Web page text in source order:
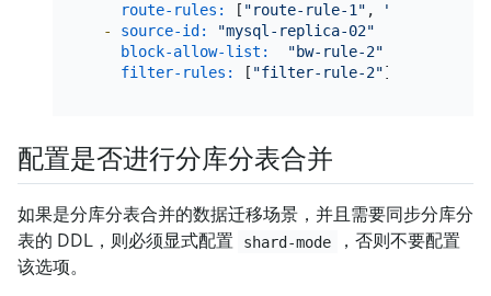
route-rules:
[ "route-rule-1" ,
"route-rule-
-
source-id:
"mysql-replica-02"
block-allow-list:
"bw-rule-2"
filter-rules:
[ "filter-rule-2"
配置是否进行分库分表合并
如果是分库分表合并的数据迁移场景，并且需要同步分库分
表的 DDL，则必须显式配置
shard-mode
，否则不要配置
该选项。